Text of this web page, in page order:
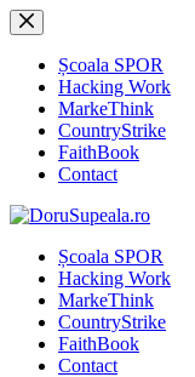
Sari
la
conținutȘcoala SPOR
Hacking Work
MarkeThink
CountryStrike
FaithBook
Contact
Școala SPOR
Hacking Work
MarkeThink
CountryStrike
FaithBook
Contact